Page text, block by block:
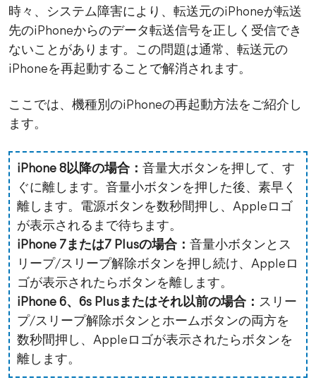
時々、システム障害により、転送元のiPhoneが転送
先のiPhoneからのデータ転送信号を正しく受信でき
ないことがあります。この問題は通常、転送元の
iPhoneを再起動することで解消されます。
ここでは、機種別のiPhoneの再起動方法をご紹介し
ます。
iPhone 8以降の場合： 音量大ボタンを押して、す
ぐに離します。音量小ボタンを押した後、素早く
離します。電源ボタンを数秒間押し、Appleロゴ
が表示されるまで待ちます。
iPhone 7または7 Plusの場合： 音量小ボタンとス
リープ/スリープ解除ボタンを押し続け、Appleロ
ゴが表示されたらボタンを離します。
iPhone 6、6s Plusまたはそれ以前の場合： スリー
プ/スリープ解除ボタンとホームボタンの両方を
数秒間押し、Appleロゴが表示されたらボタンを
離します。